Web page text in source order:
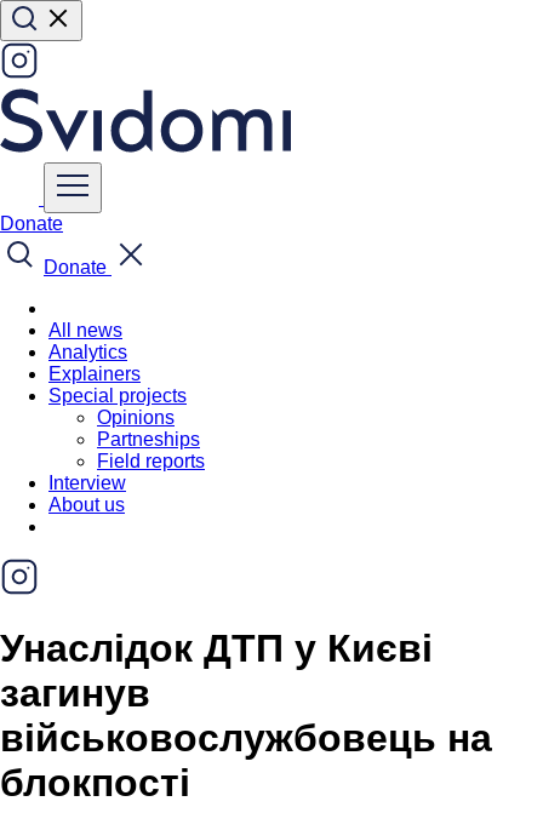
Donate
Donate
All news
Analytics
Explainers
Special projects
Opinions
Partneships
Field reports
Interview
About us
Унаслідок ДТП у Києві
загинув
військовослужбовець на
блокпості